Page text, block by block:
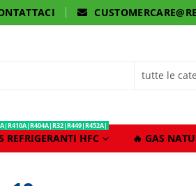
REFRIGERANTI HFC 🔥 GAS